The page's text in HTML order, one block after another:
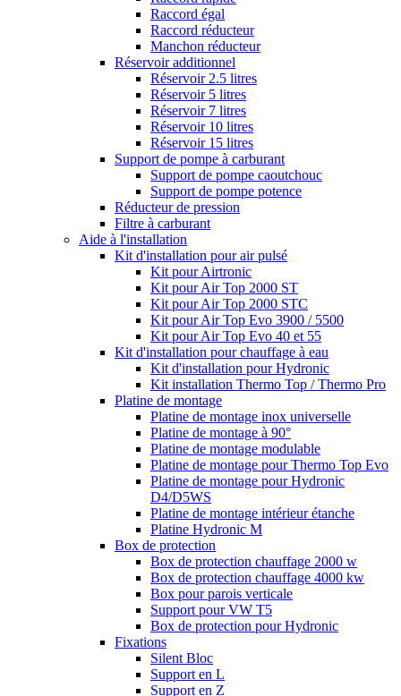
Raccord égal
Raccord réducteur
Manchon réducteur
Réservoir additionnel
Réservoir 2.5 litres
Réservoir 5 litres
Réservoir 7 litres
Réservoir 10 litres
Réservoir 15 litres
Support de pompe à carburant
Support de pompe caoutchouc
Support de pompe potence
Réducteur de pression
Filtre à carburant
Aide à l'installation
Kit d'installation pour air pulsé
Kit pour Airtronic
Kit pour Air Top 2000 ST
Kit pour Air Top 2000 STC
Kit pour Air Top Evo 3900 / 5500
Kit pour Air Top Evo 40 et 55
Kit d'installation pour chauffage à eau
Kit d'installation pour Hydronic
Kit installation Thermo Top / Thermo Pro
Platine de montage
Platine de montage inox universelle
Platine de montage à 90°
Platine de montage modulable
Platine de montage pour Thermo Top Evo
Platine de montage pour Hydronic
D4/D5WS
Platine de montage intérieur étanche
Platine Hydronic M
Box de protection
Box de protection chauffage 2000 w
Box de protection chauffage 4000 kw
Box pour parois verticale
Support pour VW T5
Box de protection pour Hydronic
Fixations
Silent Bloc
Support en L
Support en Z